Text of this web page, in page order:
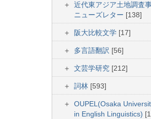
近代東アジア土地調査
ニューズレター [138]
阪大比較文学 [17]
多言語翻訳 [56]
文芸学研究 [212]
詞林 [593]
OUPEL(Osaka
in English Linguistics)